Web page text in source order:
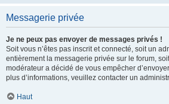
Messagerie privée
Je ne peux pas envoyer de messages privés !
Soit vous n’êtes pas inscrit et connecté, soit un
entièrement la messagerie privée sur le forum,
modérateur a décidé de vous empêcher
plus d’informations, veuillez contacter un
Haut